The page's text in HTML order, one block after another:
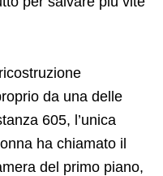
da una delle
605, l’unica
ha chiamato il
del primo piano,